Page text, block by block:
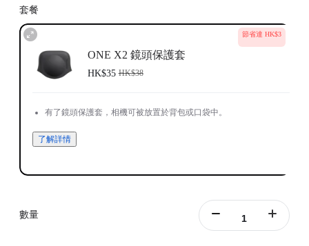
套餐
節省達 HK$3
ONE X2 鏡頭保護套
HK$35 HK$38
有了鏡頭保護套，相機可被放置於背包或口袋中。
了解詳情
數量